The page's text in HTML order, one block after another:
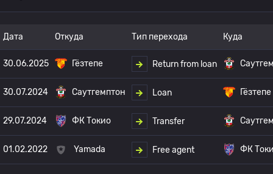
Дата Откуда Тип перехода Куда
30.06.2025 Гёзтепе Return from loan
30.07.2024 Саутгемптон Loan Гёзтепе
29.07.2024 ФК Токио Transfer
01.02.2022 Yamada Free agent ФК